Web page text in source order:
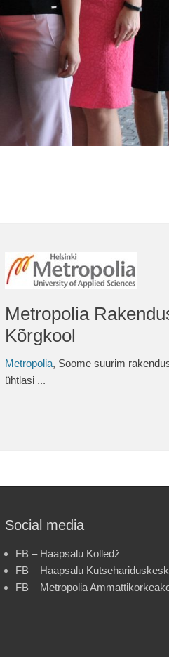
Metropolia
Kõrgkool
Metropolia, Soome suurim
ühtlasi ...
Social media
FB – Haapsalu Kolledž
FB – Haapsalu
FB – Metropolia